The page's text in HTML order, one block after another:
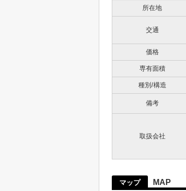
所在地
交通
価格
専有面積
種別/構造
備考
取扱会社
マップ MAP